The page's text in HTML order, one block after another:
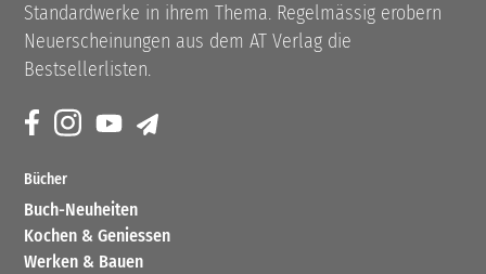
Standardwerke in ihrem Thema. Regelmässig erobern
Neuerscheinungen aus dem AT Verlag die
Bestsellerlisten.
Bücher
Buch-Neuheiten
Kochen & Geniessen
Werken & Bauen